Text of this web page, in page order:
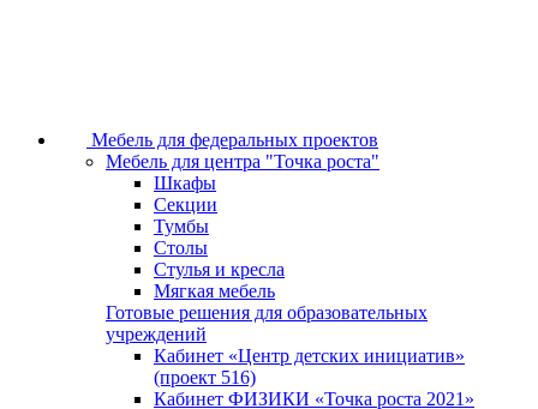
Мебель для федеральных проектов
Мебель для центра "Точка роста"
Шкафы
Секции
Тумбы
Столы
Стулья и кресла
Мягкая мебель
Готовые решения для образовательных
учреждений
Кабинет «Центр детских инициатив»
(проект 516)
Кабинет ФИЗИКИ «Точка роста 2021»